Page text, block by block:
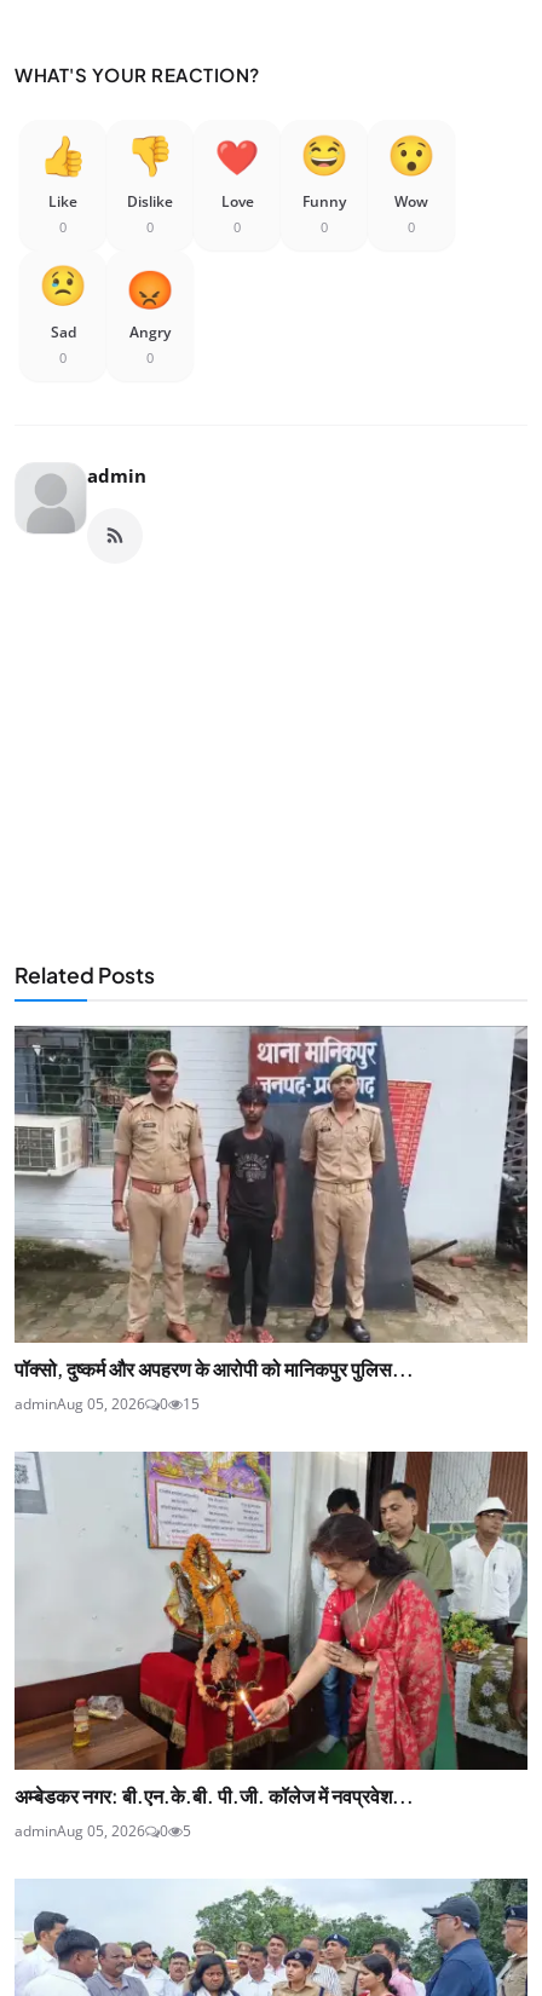
WHAT'S YOUR REACTION?
Like
0
Dislike
0
Love
0
Funny
0
Wow
0
Sad
0
Angry
0
admin
Related Posts
पॉक्सो, दुष्कर्म और अपहरण के आरोपी को मानिकपुर पुलिस...
adminAug 05, 2026 0 15
अम्बेडकर नगर: बी.एन.के.बी. पी.जी. कॉलेज में नवप्रवेश...
adminAug 05, 2026 0 5